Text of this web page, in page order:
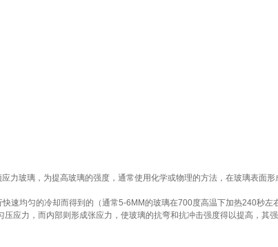
力玻璃，为提高玻璃的强度，通常使用化学或物理的方法，在玻璃表面
速均匀的冷却而得到的（通常5-6MM的玻璃在700度高温下加热240秒
应力，而内部则形成张应力，使玻璃的抗弯和抗冲击强度得以提高，其